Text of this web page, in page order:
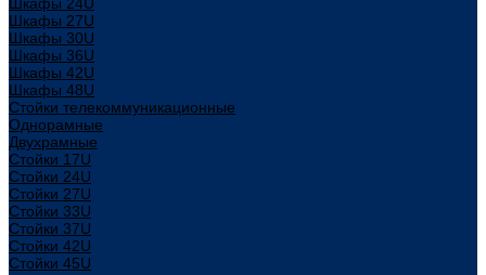
Шкафы 27U
Шкафы 30U
Шкафы 36U
Шкафы 42U
Шкафы 48U
Стойки телекоммуникационные
Однорамные
Двухрамные
Стойки 17U
Стойки 24U
Стойки 27U
Стойки 33U
Стойки 37U
Стойки 42U
Стойки 45U